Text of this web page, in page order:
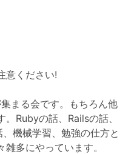
意ください!
まる会です。もちろん他
Rubyの話、Railsの話、
機械学習、勉強の仕方と
多にやっています。